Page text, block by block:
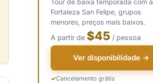
Fortaleza San Felipe, grupos
menores, preços mais baixos.
A partir de $45 / pessoa
Ver disponibilidade →
Cancelamento grátis